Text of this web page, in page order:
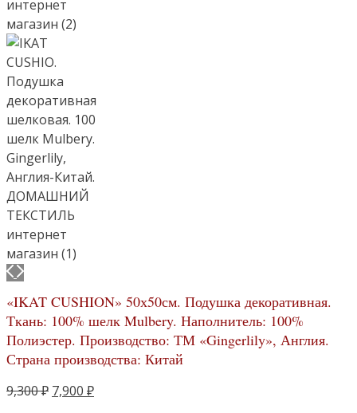
«IKAT CUSHION» 50х50см. Подушка декоративная.
Ткань: 100% шелк Mulbery. Наполнитель: 100%
Полиэстер. Производство: ТМ «Gingerlily», Англия.
Страна производства: Китай
9,300₽ Первоначальная
7,900 ₽Текущая